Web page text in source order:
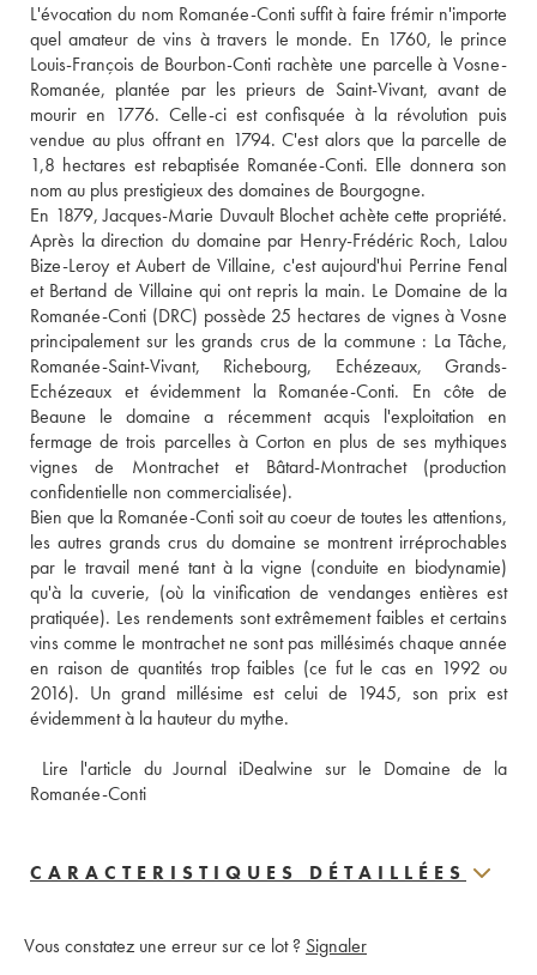
L'évocation du nom Romanée-Conti suffit à faire frémir n'importe
quel amateur de vins à travers le monde. En 1760, le prince
Louis-François de Bourbon-Conti rachète une parcelle à Vosne-
Romanée, plantée par les prieurs de Saint-Vivant, avant de
mourir en 1776. Celle-ci est confisquée à la révolution puis
vendue au plus offrant en 1794. C'est alors que la parcelle de
1,8 hectares est rebaptisée Romanée-Conti. Elle donnera son
nom au plus prestigieux des domaines de Bourgogne.
En 1879, Jacques-Marie Duvault Blochet achète cette propriété.
Après la direction du domaine par Henry-Frédéric Roch, Lalou
Bize-Leroy et Aubert de Villaine, c'est aujourd'hui Perrine Fenal
et Bertand de Villaine qui ont repris la main. Le Domaine de la
Romanée-Conti (DRC) possède 25 hectares de vignes à Vosne
principalement sur les grands crus de la commune : La Tâche,
Romanée-Saint-Vivant, Richebourg, Echézeaux, Grands-
Echézeaux et évidemment la Romanée-Conti. En côte de
Beaune le domaine a récemment acquis l'exploitation en
fermage de trois parcelles à Corton en plus de ses mythiques
vignes de Montrachet et Bâtard-Montrachet (production
confidentielle non commercialisée).
Bien que la Romanée-Conti soit au coeur de toutes les attentions,
les autres grands crus du domaine se montrent irréprochables
par le travail mené tant à la vigne (conduite en biodynamie)
qu'à la cuverie, (où la vinification de vendanges entières est
pratiquée). Les rendements sont extrêmement faibles et certains
vins comme le montrachet ne sont pas millésimés chaque année
en raison de quantités trop faibles (ce fut le cas en 1992 ou
2016). Un grand millésime est celui de 1945, son prix est
évidemment à la hauteur du mythe.
Lire l'article du Journal iDealwine sur le Domaine de la
Romanée-Conti
CARACTERISTIQUES DÉTAILLÉES
Vous constatez une erreur sur ce lot ? Signaler